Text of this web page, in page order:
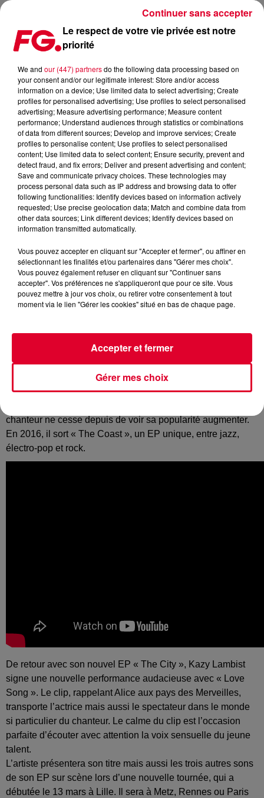
DECOUVERTE : KAZY LAMBIST
Publié : 14 mars 2018 à 6h00 par La rédaction
Pour présenter son nouvel EP « The City », Kazy Lambist a
des sentiers battus de l’électro, l’artiste français se
démarque avec une musique planante et puisant son
essence dans les années 80.
Originaire de Montpellier, l’artiste d’une vingtaine d’années
représente tout ce qui fonctionne dans la musique française.
chanteur ne cesse depuis de voir sa popularité augmenter.
En 2016, il sort « The Coast », un EP unique, entre jazz,
électro-pop et rock.
De retour avec son nouvel EP « The City », Kazy Lambist
signe une nouvelle performance audacieuse avec « Love
Song ». Le clip, rappelant Alice aux pays des Merveilles,
transporte l’actrice mais aussi le spectateur dans le monde
si particulier du chanteur. Le calme du clip est l’occasion
parfaite d’écouter avec attention la voix sensuelle du jeune
talent.
L’artiste présentera son titre mais aussi les trois autres sons
de son EP sur scène lors d’une nouvelle tournée, qui a
débutée le 13 mars à Lille. Il sera à Metz, Rennes ou Paris
Le respect de votre vie privée est notre
priorité
We and our (447) partnersdo the following data processing based on
your consent and/or our legitimate interest: Store and/or access
information on a device; Use limited data to select advertising; Create
profiles for personalised advertising; Use profiles to select personalised
advertising; Measure advertising performance; Measure content
performance; Understand audiences through statistics or combinations
of data from different sources; Develop and improve services; Create
profiles to personalise content; Use profiles to select personalised
content; Use limited data to select content; Ensure security, prevent and
detect fraud, and fix errors; Deliver and present advertising and content;
Save and communicate privacy choices. These technologies may
process personal data such as IP address and browsing data to offer
following functionalities: Identify devices based on information actively
requested; Use precise geolocation data; Match and combine data from
other data sources; Link different devices; Identify devices based on
information transmitted automatically.
Vous pouvez accepter en cliquant sur "Accepter et fermer", ou affiner en
sélectionnant les finalités et/ou partenaires dans "Gérer mes choix".
Vous pouvez également refuser en cliquant sur "Continuer sans
accepter". Vos préférences ne s'appliqueront que pour ce site. Vous
pouvez mettre à jour vos choix, ou retirer votre consentement à tout
moment via le lien "Gérer les cookies" situé en bas de chaque page.
Gérer mes choix
Accepter et fermer
Continuer sans accepter